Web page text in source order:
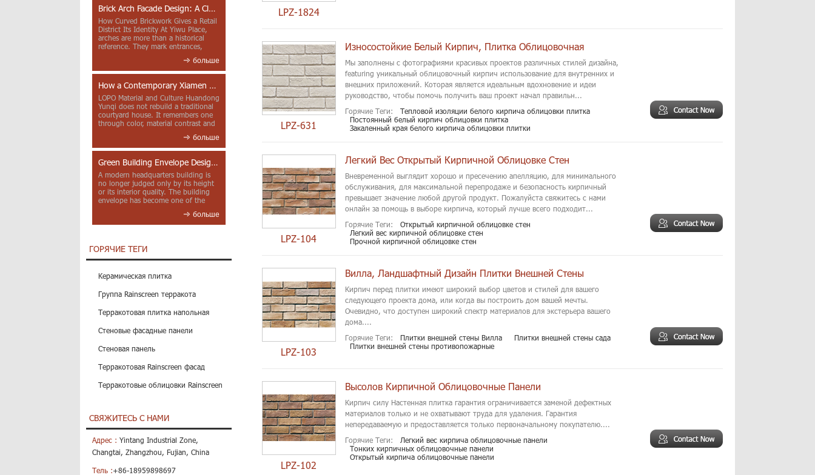
Brick Arch Facade Design: A Closer Look at Yiwu Place
How Curved Brickwork Gives a Retail
District Its Identity At Yiwu Place,
arches are more than a historical
reference. They mark entrances,
больше
How a Contemporary Xiamen Project Reframes Minnan Red Brick
LOPO Material and Culture Huandong
Yunqi does not rebuild a traditional
courtyard house. It remembers one
through color, material contrast and
больше
Green Building Envelope Design: Clay Sunscreen Fins for Modern Headquarters Architecture
A modern headquarters building is
no longer judged only by its height
or its interior quality. The building
envelope has become one of the
больше
ГОРЯЧИЕ ТЕГИ
Керамическая плитка
Группа Rainscreen терракота
Терракотовая плитка напольная
Стеновые фасадные панели
Стеновая панель
Терракотовая Rainscreen фасад
Терракотовые облицовки Rainscreen
СВЯЖИТЕСЬ С НАМИ
Адрес : Yintang Industrial Zone,
Changtai, Zhangzhou, Fujian, China
Тель :+86-18959898697
LPZ-1824
LPZ-631
Износостойкие Белый Кирпич, Плитка Облицовочная
Мы заполнены с фотографиями красивых проектов различных стилей дизайна,
featuring уникальный облицовочный кирпич использование для внутренних и
внешних приложений. Которая является идеальным вдохновение и идеи
руководство, чтобы помочь получить ваш проект начал правильн...
Горячие Теги:
Тепловой изоляции белого кирпича облицовки плитка
Постоянный белый кирпич облицовки плитка
Закаленный края белого кирпича облицовки плитки
LPZ-104
Легкий Вес Открытый Кирпичной Облицовке Стен
Вневременной выглядит хорошо и пресечению апелляцию, для минимального
обслуживания, для максимальной перепродаже и безопасность кирпичный
превышает значение любой другой продукт. Пожалуйста свяжитесь с нами
онлайн за помощь в выборе кирпича, который лучше всего подходит...
Горячие Теги:
Открытый кирпичной облицовке стен
Легкий вес кирпичной облицовке стен
Прочной кирпичной облицовке стен
LPZ-103
Вилла, Ландшафтный Дизайн Плитки Внешней Стены
Кирпич перед плитки имеют широкий выбор цветов и стилей для вашего
следующего проекта дома, или когда вы построить дом вашей мечты.
Очевидно, что доступен широкий спектр материалов для экстерьера вашего
дома....
Горячие Теги:
Плитки внешней стены Вилла
Плитки внешней стены сада
Плитки внешней стены противопожарные
LPZ-102
Высолов Кирпичной Облицовочные Панели
Кирпич силу Настенная плитка гарантия ограничивается заменой дефектных
материалов только и не охватывают труда для удаления. Гарантия
непередаваемую и предоставляется только первоначальному покупателю....
Горячие Теги:
Легкий вес кирпича облицовочные панели
Тонких кирпичных облицовочные панели
Открытый кирпича облицовочные панели